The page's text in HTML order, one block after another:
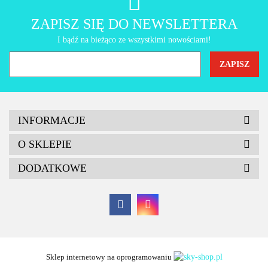
AMT Gastroguss
ZAPISZ SIĘ DO NEWSLETTERA
I bądź na bieżąco ze wszystkimi nowościami!
INFORMACJE
O SKLEPIE
DODATKOWE
Sklep internetowy na oprogramowaniu